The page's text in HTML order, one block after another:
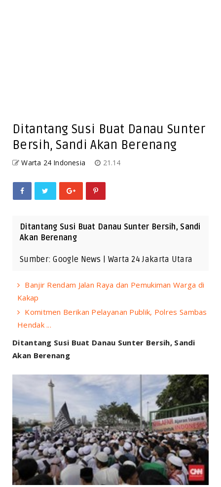
Ditantang Susi Buat Danau Sunter
Bersih, Sandi Akan Berenang
Warta 24 Indonesia 21.14
Ditantang Susi Buat Danau Sunter Bersih, Sandi
Akan Berenang
Sumber: Google News | Warta 24 Jakarta Utara
Banjir Rendam Jalan Raya dan Pemukiman Warga di
Kakap
Komitmen Berikan Pelayanan Publik, Polres Sambas
Hendak ...
Ditantang Susi Buat Danau Sunter Bersih, Sandi
Akan Berenang